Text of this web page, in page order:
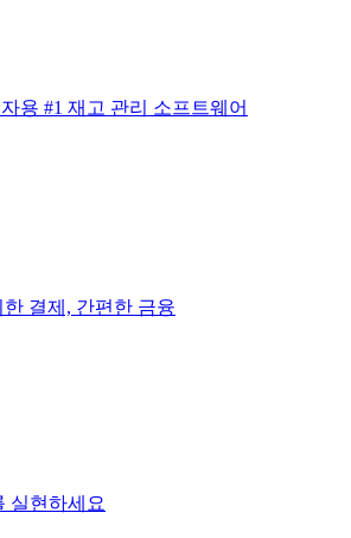
용 #1 재고 관리 소프트웨어
결제, 간편한 금융
실현하세요